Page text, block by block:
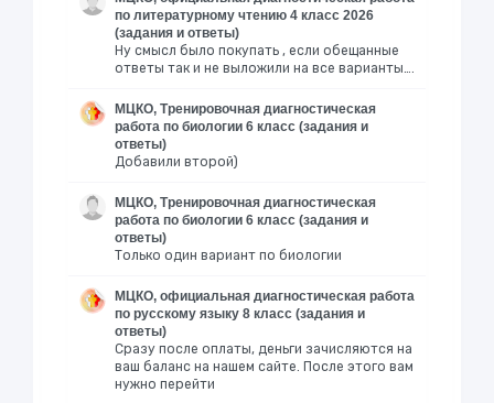
по литературному чтению 4 класс 2026
(задания и ответы)
Ну смысл было покупать , если обещанные
ответы так и не выложили на все варианты….
МЦКО, Тренировочная диагностическая
работа по биологии 6 класс (задания и
ответы)
Добавили второй)
МЦКО, Тренировочная диагностическая
работа по биологии 6 класс (задания и
ответы)
Только один вариант по биологии
МЦКО, официальная диагностическая работа
по русскому языку 8 класс (задания и
ответы)
Сразу после оплаты, деньги зачисляются на
ваш баланс на нашем сайте. После этого вам
нужно перейти